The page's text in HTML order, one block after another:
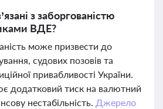
з заборгованістю
ВДЕ?
може призвести до
судових позовів та
привабливості України.
додатковий тиск на валютний
нестабільність. Джерело